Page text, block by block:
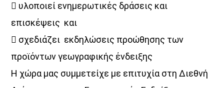
Σημεία & Τέρατα
10:00
12:00
14:00
 υλοποιεί ενημερωτικές δράσεις και
επισκέψεις και
 σχεδιάζει εκδηλώσεις προώθησης των
προϊόντων γεωγραφικής ένδειξης
Η χώρα μας συμμετείχε με επιτυχία στη Διεθνή